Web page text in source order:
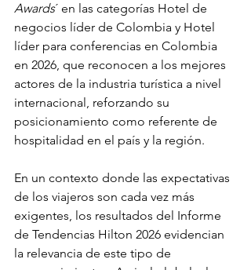
Awards´ en las categorías Hotel de
negocios líder de Colombia y Hotel
líder para conferencias en Colombia
en 2026, que reconocen a los mejores
actores de la industria turística a nivel
internacional, reforzando su
posicionamiento como referente de
hospitalidad en el país y la región.
En un contexto donde las expectativas
de los viajeros son cada vez más
exigentes, los resultados del Informe
de Tendencias Hilton 2026 evidencian
la relevancia de este tipo de